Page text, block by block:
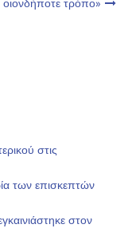
οιονδήποτε τρόπο»
στις
των επισκεπτών
στον